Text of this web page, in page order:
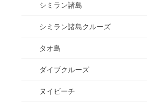
シミラン諸島
シミラン諸島クルーズ
タオ島
ダイブクルーズ
ヌイビーチ